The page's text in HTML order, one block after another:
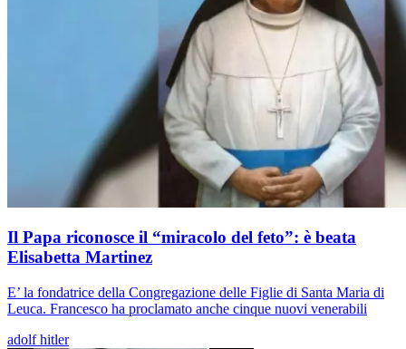
Il Papa riconosce il “miracolo del feto”: è beata
Elisabetta Martinez
E’ la fondatrice della Congregazione delle Figlie di Santa Maria di
Leuca. Francesco ha proclamato anche cinque nuovi venerabili
adolf hitler